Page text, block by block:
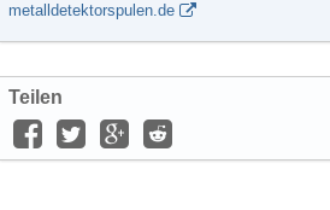
metalldetektorspulen.de
Teilen